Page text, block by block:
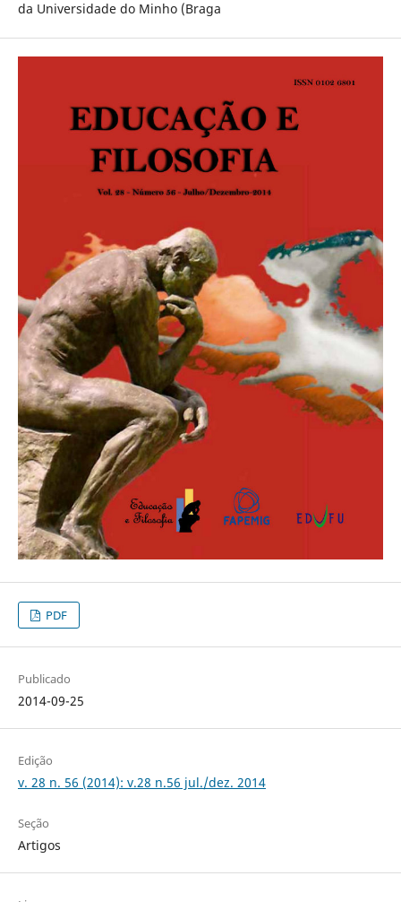
da Universidade do Minho (Braga
PDF
Publicado
2014-09-25
Edição
v. 28 n. 56 (2014): v.28 n.56 jul./dez. 2014
Seção
Artigos